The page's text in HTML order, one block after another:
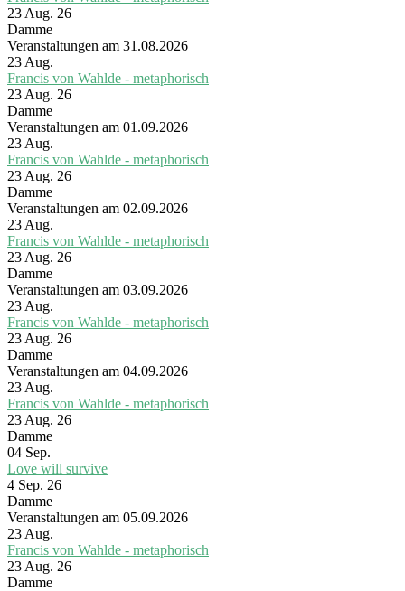
23 Aug. 26
Damme
Veranstaltungen am 31.08.2026
23 Aug.
Francis von Wahlde - metaphorisch
23 Aug. 26
Damme
Veranstaltungen am 01.09.2026
23 Aug.
Francis von Wahlde - metaphorisch
23 Aug. 26
Damme
Veranstaltungen am 02.09.2026
23 Aug.
Francis von Wahlde - metaphorisch
23 Aug. 26
Damme
Veranstaltungen am 03.09.2026
23 Aug.
Francis von Wahlde - metaphorisch
23 Aug. 26
Damme
Veranstaltungen am 04.09.2026
23 Aug.
Francis von Wahlde - metaphorisch
23 Aug. 26
Damme
04 Sep.
Love will survive
4 Sep. 26
Damme
Veranstaltungen am 05.09.2026
23 Aug.
Francis von Wahlde - metaphorisch
23 Aug. 26
Damme